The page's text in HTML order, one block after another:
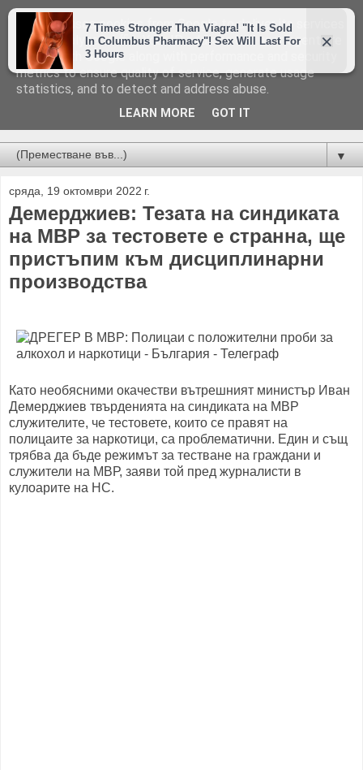
Новини от Бургас, страната и света!
▼
сряда, 19 октомври 2022 г.
Демерджиев: Тезата на синдиката
на МВР за тестовете е странна, ще
пристъпим към дисциплинарни
производства
Като необясними окачестви вътрешният министър Иван
Демерджиев твърденията на синдиката на МВР
служителите, че тестовете, които се правят на
полицаите за наркотици, са проблематични. Един и същ
трябва да бъде режимът за тестване на граждани и
служители на МВР, заяви той пред журналисти в
кулоарите на НС.
This site uses cookies from Google to deliver its services
and to analyze traffic. Your IP address and user-agent are
shared with Google along with performance and security
metrics to ensure quality of service, generate usage
statistics, and to detect and address abuse.
LEARN MORE GOT IT